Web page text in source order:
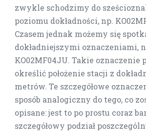
zwykle schodzimy do
poziomu dokładności, np.
Czasem jednak możemy się
dokładniejszymi oznaczeniami,
KO02MF04JU. Takie oznaczenie
określić położenie stacji z
metrów. Te szczegółowe
sposób analogiczny do tego, co
opisane: jest to po prostu coraz
szczegółowy podział